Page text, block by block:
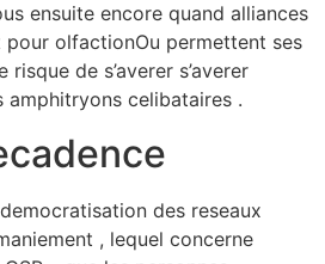
ensuite encore quand alliances
pour olfactionOu permettent ses
de s’averer s’averer
celibataires .
des reseaux
, lequel concerne